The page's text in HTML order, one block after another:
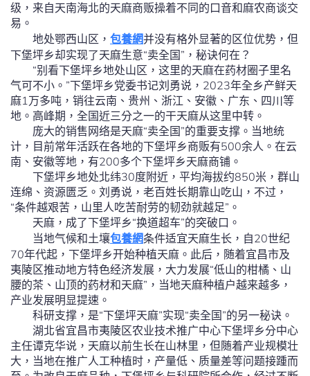
级，来自天南海北的天麻商贩操着不同的口音和麻农商谈交
易。
地处鄂西山区， 包養網并没有格外显著的区位优势，但
下堡坪乡却实现了天麻生意“卖全国”，秘诀何在？
“别看下堡坪乡地处山区，这里的天麻在药材圈子里名
气可不小。”下堡坪乡党委书记刘勇说，2023年全乡产鲜天
麻1万多吨，销往云南、贵州、浙江、安徽、广东、四川等
地。高峰期，全国近三分之一的干天麻从这里中转。
庞大的销售网络是天麻“卖全国”的重要支撑。当地统
计，目前常年活跃在各地的下堡坪乡商贩有500余人。在云
南、安徽等地，有200多个下堡坪乡天麻商铺。
下堡坪乡地处北纬30度附近，平均海拔约850米，群山
连绵、资源匮乏。刘勇说，老百姓长期靠山吃山，不过，
“条件越艰苦，山里人吃苦耐劳的韧劲就越足”。
天麻，成了下堡坪乡“换道超车”的突破口。
当地气候和土壤包養網条件适宜天麻生长，自20世纪
70年代起，下堡坪乡开始种植天麻。此后，随着宜昌市及
夷陵区推动地方特色经济发展，大力发展“低山的柑橘、山
腰的茶、山顶的药材和天麻”，当地天麻种植户越来越多，
产业发展明显提速。
科研支撑，是“下堡坪天麻”实现“卖全国”的另一秘诀。
湖北省宜昌市夷陵区农业技术推广中心下堡坪乡分中心
主任谭克华说，天麻以前生长在山林里，但随着产业规模壮
大，当地在推广人工种植时，产量低、质量差等问题接踵而